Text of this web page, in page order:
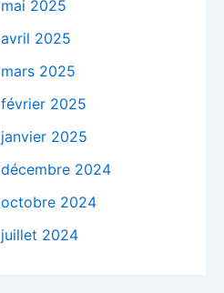
mai 2025
avril 2025
mars 2025
février 2025
janvier 2025
décembre 2024
octobre 2024
juillet 2024